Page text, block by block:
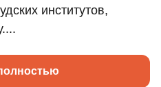
институтов,